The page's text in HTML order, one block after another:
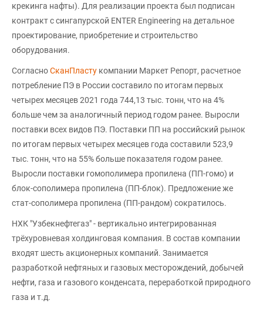
крекинга нафты). Для реализации проекта был подписан
контракт с сингапурской ENTER Engineering на детальное
проектирование, приобретение и строительство
оборудования.
СогласноСканПласту компании Маркет Репорт, расчетное
потребление ПЭ в России составило по итогам первых
четырех месяцев 2021 года 744,13 тыс. тонн, что на 4%
больше чем за аналогичный период годом ранее. Выросли
поставки всех видов ПЭ. Поставки ПП на российский рынок
по итогам первых четырех месяцев года составили 523,9
тыс. тонн, что на 55% больше показателя годом ранее.
Выросли поставки гомополимера пропилена (ПП-гомо) и
блок-сополимера пропилена (ПП-блок). Предложение же
стат-сополимера пропилена (ПП-рандом) сократилось.
НХК "Узбекнефтегаз" - вертикально интегрированная
трёхуровневая холдинговая компания. В состав компании
входят шесть акционерных компаний. Занимается
разработкой нефтяных и газовых месторождений, добычей
нефти, газа и газового конденсата, переработкой природного
газа и т.д.